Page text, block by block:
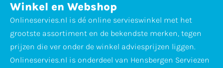
Winkel en Webshop
Onlineservies.nl is dé online servieswinkel met het
grootste assortiment en de bekendste merken, tegen
prijzen die ver onder de winkel adviesprijzen liggen.
Onlineservies.nl is onderdeel van Hensbergen Serviezen